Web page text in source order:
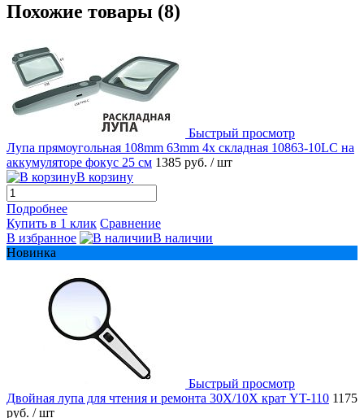
Похожие товары (8)
Быстрый просмотр
Лупа прямоугольная 108mm 63mm 4x складная 10863-10LC на
аккумуляторе фокус 25 см 1385 руб. / шт
В корзину
Подробнее
Купить в 1 клик Сравнение
В избранное
В наличии
Новинка
Быстрый просмотр
Двойная лупа для чтения и ремонта 30Х/10Х крат YT-110 1175
руб. / шт